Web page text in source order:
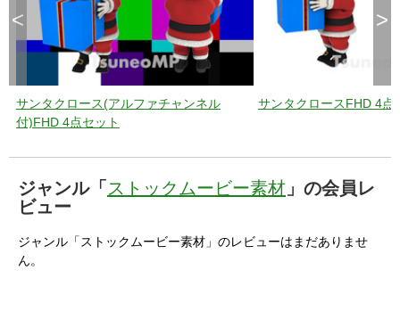
サンタクロース(アルファチャンネル
付)FHD 4点セット
サンタクロースFHD 4点
< >
ジャンル「ストックムービー素材 」の会員レ
ビュー
ジャンル「ストックムービー素材」のレビューはまだありませ
ん。